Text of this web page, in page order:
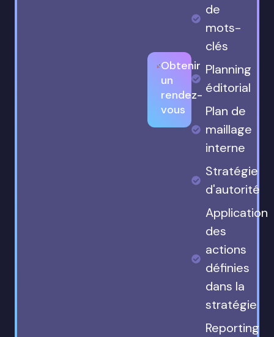
Obtenir
un
rendez-
vous
de
mots-
clés
Planning
éditorial
Plan de
maillage
interne
Stratégie
d'autorité
Application
des
actions
définies
dans la
stratégie
Reporting